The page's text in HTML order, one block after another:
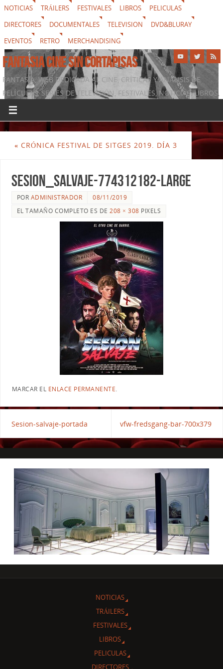
NOTICIAS TRÁILERS FESTIVALES LIBROS
PELICULAS
DIRECTORES
DOCUMENTALES TELEVISION
DVD&BLURAY
EVENTOS
RETRO MERCHANDISING
FANTASIA CINE SIN CORTAPISAS
FANTASIA, WEB DEDICADA AL CINE, CRÍTICAS Y ANÁLISIS DE
PELÍCULAS, SERIES DE TELEVISIÓN, FESTIVALES, NOTICIAS, LIBROS,
DVD & BLURAY, MERCHANDISING Y TODO LO QUE RODEA AL
SÉPTIMO ARTE
« CRÓNICA FESTIVAL DE SITGES 2019. DÍA 3
sesion_salvaje-774312182-large
POR ADMINISTRADOR
08/11/2019
EL TAMAÑO COMPLETO ES DE208 × 308 PIXELS
MARCAR EL ENLACE PERMANENTE.
Sesion-salvaje-portada vfw-fredsgang-bar-700x379
NOTICIAS
TRÁILERS
FESTIVALES
LIBROS
PELICULAS
DIRECTORES